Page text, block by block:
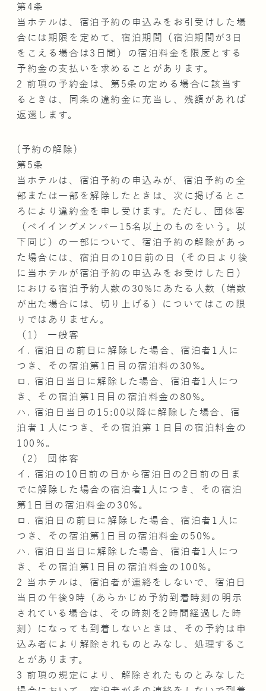
第4条
当ホテルは、宿泊予約の申込みをお引受けした場
合には期限を定めて、宿泊期間（宿泊期間が3日
をこえる場合は3日間）の宿泊料金を限度とする
予約金の支払いを求めることがあります。
2 前項の予約金は、第5条の定める場合に該当す
るときは、同条の違約金に充当し、残額があれば
返還します。
(予約の解除)
第5条
当ホテルは、宿泊予約の申込みが、宿泊予約の全
部または一部を解除したときは、次に掲げるとこ
ろにより違約金を申し受けます。ただし、団体客
（ペイイングメンバー15名以上のものをいう。以
下同じ）の一部について、宿泊予約の解除があっ
た場合には、宿泊日の10日前の日（その日より後
に当ホテルが宿泊予約の申込みをお受けした日）
における宿泊予約人数の30%にあたる人数（端数
が出た場合には、切り上げる）についてはこの限
りではありません。
（1） 一般客
イ. 宿泊日の前日に解除した場合、宿泊者1人に
つき、その宿泊第1日目の宿泊料の30%。
ロ. 宿泊日当日に解除した場合、宿泊者1人につ
き、その宿泊第1日目の宿泊料金の80%。
ハ. 宿泊日当日の15:00以降に解除した場合、宿
泊者１人につき、その宿泊第１日目の宿泊料金の
100％。
（2） 団体客
イ. 宿泊の10日前の日から宿泊日の2日前の日ま
でに解除した場合の宿泊者1人につき、その宿泊
第1日目の宿泊料金の30%。
ロ. 宿泊日の前日に解除した場合、宿泊者1人に
つき、その宿泊第1日目の宿泊料金の50%。
ハ. 宿泊日当日に解除した場合、宿泊者1人につ
き、その宿泊第1日目の宿泊料金の100%。
2 当ホテルは、宿泊者が連絡をしないで、宿泊日
当日の午後9時（あらかじめ予約到着時刻の明示
されている場合は、その時刻を2時間経過した時
刻）になっても到着しないときは、その予約は申
込み者により解除されものとみなし、処理するこ
とがあります。
3 前項の規定により、解除されたものとみなした